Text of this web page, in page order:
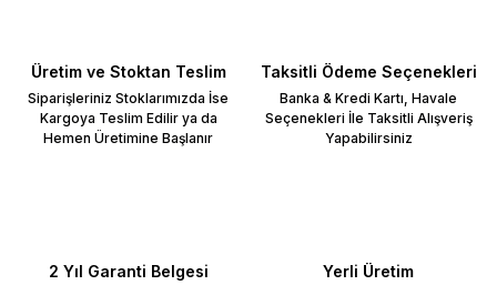
Üretim ve Stoktan Teslim
Siparişleriniz Stoklarımızda İse
Kargoya Teslim Edilir ya da
Hemen Üretimine Başlanır
Taksitli Ödeme Seçenekleri
Banka & Kredi Kartı, Havale
Seçenekleri İle Taksitli Alışveriş
Yapabilirsiniz
2 Yıl Garanti Belgesi Yerli Üretim